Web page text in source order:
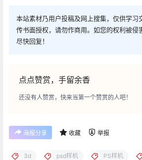
本站素材乃用户投稿及网上搜集，仅供学习
传书面授权，请勿作商用。如您的权利被侵
尽快回复！
点点赞赏，手留余香
还没有人赞赏，快来当第一个赞赏的人吧！
海报分享 收藏 举报
3d psd样机 PS样机